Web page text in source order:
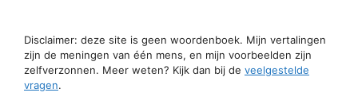
Disclaimer: deze site is geen woordenboek. Mijn vertalingen
zijn de meningen van één mens, en mijn voorbeelden zijn
zelfverzonnen. Meer weten? Kijk dan bij de veelgestelde
vragen.